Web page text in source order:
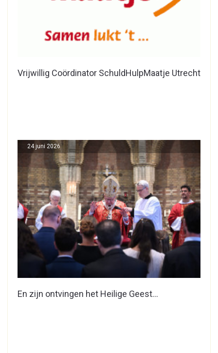
Vrijwillig Coördinator SchuldHulpMaatje Utrecht
En zijn ontvingen het Heilige Geest…
24 juni 2026